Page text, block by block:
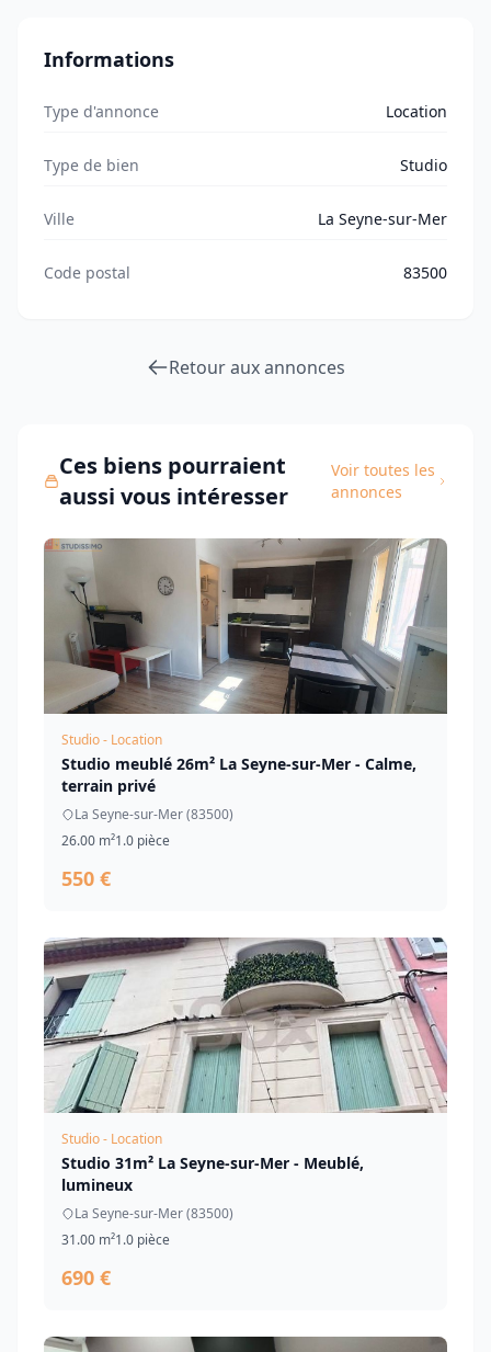
Informations
Type d'annonce Location
Type de bien Studio
Ville La Seyne-sur-Mer
Code postal 83500
Retour aux annonces
Ces biens pourraient
aussi vous intéresser
Voir toutes les
annonces
Studio - Location
Studio meublé 26m² La Seyne-sur-Mer - Calme,
terrain privé
La Seyne-sur-Mer (83500)
26.00 m²1.0 pièce
550 €
Studio - Location
Studio 31m² La Seyne-sur-Mer - Meublé,
lumineux
La Seyne-sur-Mer (83500)
31.00 m²1.0 pièce
690 €